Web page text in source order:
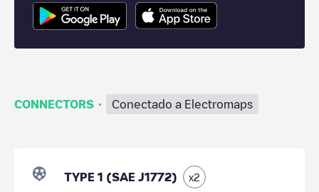
CONNECTORS · Conectado a Electromaps
TYPE 1 (SAE J1772) x2